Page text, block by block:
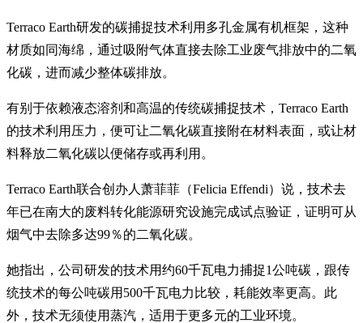
Terraco Earth研发的碳捕捉技术利用多孔金属有机框架，这种
材质如同海绵，通过吸附气体直接去除工业废气排放中的二氧
化碳，进而减少整体碳排放。
有别于依赖液态溶剂和高温的传统碳捕捉技术，Terraco Earth
的技术利用压力，便可让二氧化碳直接附在材料表面，或让材
料释放二氧化碳以便储存或再利用。
Terraco Earth联合创办人萧菲菲（Felicia Effendi）说，技术去
年已在南大的废料转化能源研究设施完成试点验证，证明可从
烟气中去除多达99％的二氧化碳。
她指出，公司研发的技术用约60千瓦电力捕捉1公吨碳，跟传
统技术的每公吨碳用500千瓦电力比较，耗能效率更高。此
外，技术无须使用蒸汽，适用于更多元的工业环境。